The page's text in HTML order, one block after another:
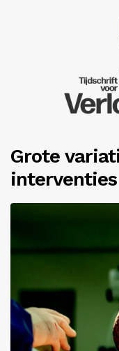
Edities
Inloggen
Grote
interventies